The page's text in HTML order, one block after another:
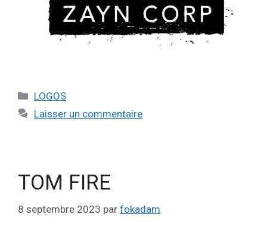
LOGOS
Laisser un commentaire
TOM FIRE
8 septembre 2023 par fokadam